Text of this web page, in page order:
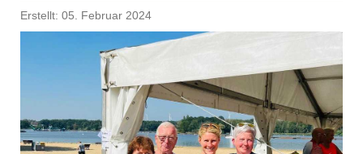
Erstellt: 05. Februar 2024